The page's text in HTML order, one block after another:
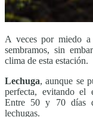
A veces por miedo
sembramos, sin
clima de esta estación.
Lechuga, aunque se
perfecta, evitando el
Entre 50 y 70 días
lechugas.